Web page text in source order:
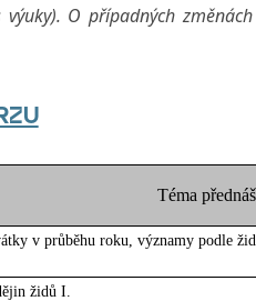
O případných
Téma
v průběhu roku, významy podle
židů I.